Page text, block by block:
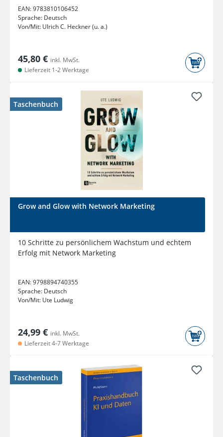
EAN:9783810106452
Sprache: Deutsch
Von/Mit: Ulrich C. Heckner (u. a.)
45,80 € inkl. MwSt.
Lieferzeit 1-2 Werktage
Taschenbuch
Grow and Glow with Network Marketing
10 Schritte zu persönlichem Wachstum und echtem
Erfolg mit Network Marketing
EAN:9798894740355
Sprache: Deutsch
Von/Mit: Ute Ludwig
24,99 € inkl. MwSt.
Lieferzeit 4-7 Werktage
Taschenbuch